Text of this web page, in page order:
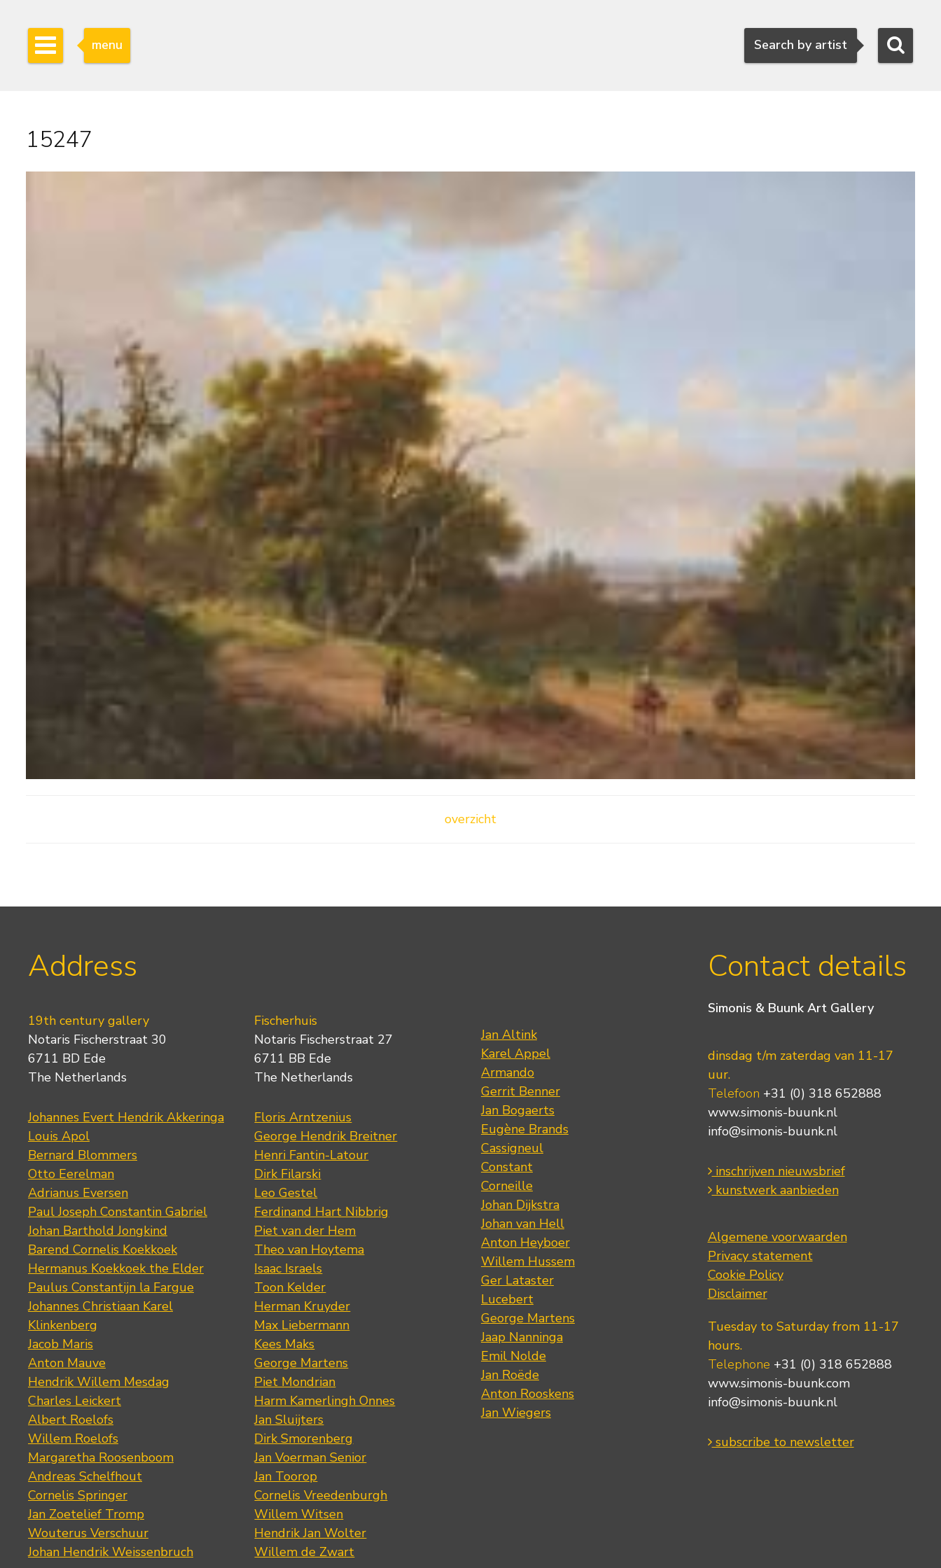
Search
Search by artist
menu
15247
overzicht
Address
19th century gallery
Notaris Fischerstraat 30
6711 BD Ede
The Netherlands
Johannes Evert Hendrik Akkeringa
Louis Apol
Bernard Blommers
Otto Eerelman
Adrianus Eversen
Paul Joseph Constantin Gabriel
Johan Barthold Jongkind
Barend Cornelis Koekkoek
Hermanus Koekkoek the Elder
Paulus Constantijn la Fargue
Johannes Christiaan Karel
Klinkenberg
Jacob Maris
Anton Mauve
Hendrik Willem Mesdag
Charles Leickert
Albert Roelofs
Willem Roelofs
Margaretha Roosenboom
Andreas Schelfhout
Cornelis Springer
Jan Zoetelief Tromp
Wouterus Verschuur
Johan Hendrik Weissenbruch
Fischerhuis
Notaris Fischerstraat 27
6711 BB Ede
The Netherlands
Floris Arntzenius
George Hendrik Breitner
Henri Fantin-Latour
Dirk Filarski
Leo Gestel
Ferdinand Hart Nibbrig
Piet van der Hem
Theo van Hoytema
Isaac Israels
Toon Kelder
Herman Kruyder
Max Liebermann
Kees Maks
George Martens
Piet Mondrian
Harm Kamerlingh Onnes
Jan Sluijters
Dirk Smorenberg
Jan Voerman Senior
Jan Toorop
Cornelis Vreedenburgh
Willem Witsen
Hendrik Jan Wolter
Willem de Zwart
Jan Altink
Karel Appel
Armando
Gerrit Benner
Jan Bogaerts
Eugène Brands
Cassigneul
Constant
Corneille
Johan Dijkstra
Johan van Hell
Anton Heyboer
Willem Hussem
Ger Lataster
Lucebert
George Martens
Jaap Nanninga
Emil Nolde
Jan Roëde
Anton Rooskens
Jan Wiegers
Contact details
Simonis & Buunk Art Gallery
dinsdag t/m zaterdag van 11-17
uur.
Telefoon +31 (0) 318 652888
www.simonis-buunk.nl
info@simonis-buunk.nl
inschrijven nieuwsbrief
kunstwerk aanbieden
Algemene voorwaarden
Privacy statement
Cookie Policy
Disclaimer
Tuesday to Saturday from 11-17
hours.
Telephone +31 (0) 318 652888
www.simonis-buunk.com
info@simonis-buunk.nl
subscribe to newsletter